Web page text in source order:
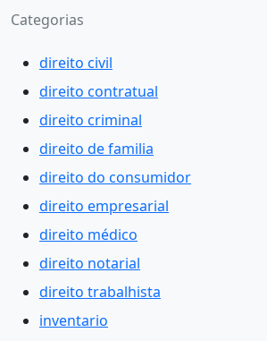
Categorias
direito civil
direito contratual
direito criminal
direito de familia
direito do consumidor
direito empresarial
direito médico
direito notarial
direito trabalhista
inventario